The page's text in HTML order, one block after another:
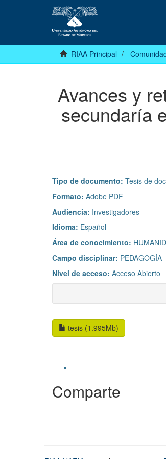
RIAA Principal
Avances y
secundaría
Tipo de documento: Tesis de
Formato: Adobe PDF
Audiencia: Investigadores
Idioma: Español
Área de conocimiento:
Campo disciplinar: PEDAGOGÍA
Nivel de acceso: Acceso Abierto
tesis (1.995Mb)
Comparte